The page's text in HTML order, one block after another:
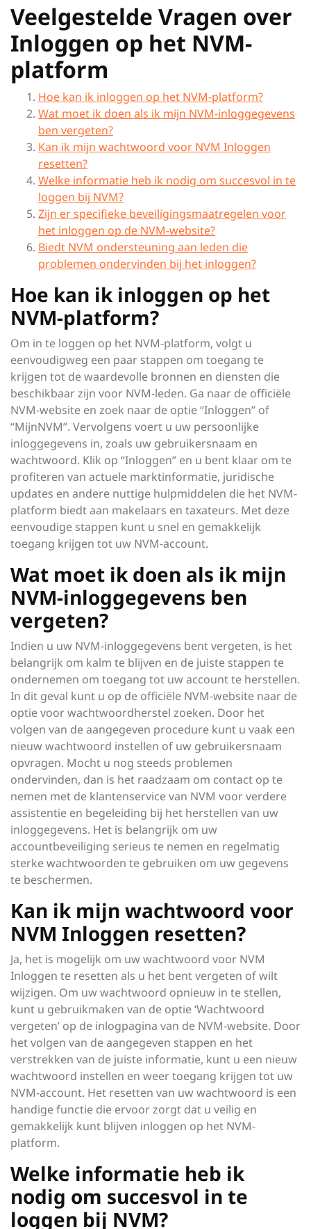
Veelgestelde Vragen over
Inloggen op het NVM-
platform
Hoe kan ik inloggen op het NVM-platform?
Wat moet ik doen als ik mijn NVM-inloggegevens
ben vergeten?
Kan ik mijn wachtwoord voor NVM Inloggen
resetten?
Welke informatie heb ik nodig om succesvol in te
loggen bij NVM?
Zijn er specifieke beveiligingsmaatregelen voor
het inloggen op de NVM-website?
Biedt NVM ondersteuning aan leden die
problemen ondervinden bij het inloggen?
Hoe kan ik inloggen op het
NVM-platform?
Om in te loggen op het NVM-platform, volgt u
eenvoudigweg een paar stappen om toegang te
krijgen tot de waardevolle bronnen en diensten die
beschikbaar zijn voor NVM-leden. Ga naar de officiële
NVM-website en zoek naar de optie “Inloggen” of
“MijnNVM”. Vervolgens voert u uw persoonlijke
inloggegevens in, zoals uw gebruikersnaam en
wachtwoord. Klik op “Inloggen” en u bent klaar om te
profiteren van actuele marktinformatie, juridische
updates en andere nuttige hulpmiddelen die het NVM-
platform biedt aan makelaars en taxateurs. Met deze
eenvoudige stappen kunt u snel en gemakkelijk
toegang krijgen tot uw NVM-account.
Wat moet ik doen als ik mijn
NVM-inloggegevens ben
vergeten?
Indien u uw NVM-inloggegevens bent vergeten, is het
belangrijk om kalm te blijven en de juiste stappen te
ondernemen om toegang tot uw account te herstellen.
In dit geval kunt u op de officiële NVM-website naar de
optie voor wachtwoordherstel zoeken. Door het
volgen van de aangegeven procedure kunt u vaak een
nieuw wachtwoord instellen of uw gebruikersnaam
opvragen. Mocht u nog steeds problemen
ondervinden, dan is het raadzaam om contact op te
nemen met de klantenservice van NVM voor verdere
assistentie en begeleiding bij het herstellen van uw
inloggegevens. Het is belangrijk om uw
accountbeveiliging serieus te nemen en regelmatig
sterke wachtwoorden te gebruiken om uw gegevens
te beschermen.
Kan ik mijn wachtwoord voor
NVM Inloggen resetten?
Ja, het is mogelijk om uw wachtwoord voor NVM
Inloggen te resetten als u het bent vergeten of wilt
wijzigen. Om uw wachtwoord opnieuw in te stellen,
kunt u gebruikmaken van de optie ‘Wachtwoord
vergeten’ op de inlogpagina van de NVM-website. Door
het volgen van de aangegeven stappen en het
verstrekken van de juiste informatie, kunt u een nieuw
wachtwoord instellen en weer toegang krijgen tot uw
NVM-account. Het resetten van uw wachtwoord is een
handige functie die ervoor zorgt dat u veilig en
gemakkelijk kunt blijven inloggen op het NVM-
platform.
Welke informatie heb ik
nodig om succesvol in te
loggen bij NVM?